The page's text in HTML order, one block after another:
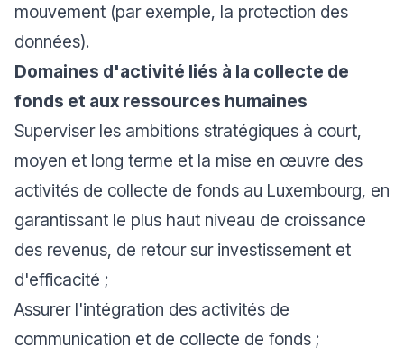
mouvement (par exemple, la protection des
données).
Domaines d'activité liés à la collecte de
fonds et aux ressources humaines
Superviser les ambitions stratégiques à court,
moyen et long terme et la mise en œuvre des
activités de collecte de fonds au Luxembourg, en
garantissant le plus haut niveau de croissance
des revenus, de retour sur investissement et
d'efficacité ;
Assurer l'intégration des activités de
communication et de collecte de fonds ;